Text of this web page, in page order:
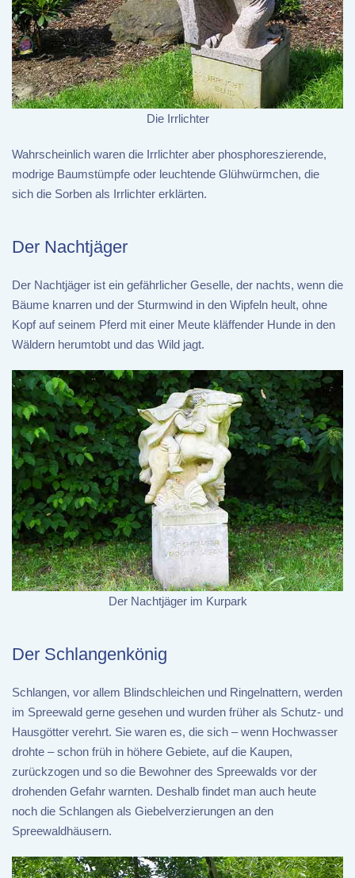
Die Irrlichter
Wahrscheinlich waren die Irrlichter aber phosphoreszierende,
modrige Baumstümpfe oder leuchtende Glühwürmchen, die
sich die Sorben als Irrlichter erklärten.
Der Nachtjäger
Der Nachtjäger ist ein gefährlicher Geselle, der nachts, wenn die
Bäume knarren und der Sturmwind in den Wipfeln heult, ohne
Kopf auf seinem Pferd mit einer Meute kläffender Hunde in den
Wäldern herumtobt und das Wild jagt.
Der Nachtjäger im Kurpark
Der Schlangenkönig
Schlangen, vor allem Blindschleichen und Ringelnattern, werden
im Spreewald gerne gesehen und wurden früher als Schutz- und
Hausgötter verehrt. Sie waren es, die sich – wenn Hochwasser
drohte – schon früh in höhere Gebiete, auf die Kaupen,
zurückzogen und so die Bewohner des Spreewalds vor der
drohenden Gefahr warnten. Deshalb findet man auch heute
noch die Schlangen als Giebelverzierungen an den
Spreewaldhäusern.